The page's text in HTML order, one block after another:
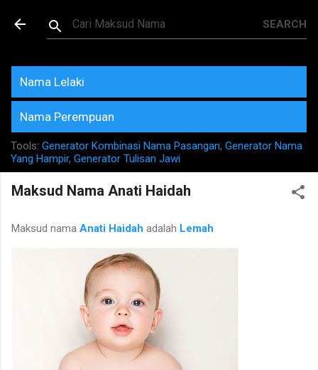
Skip to main content
Maksud dan Makna Nama
Rujukan Terkini
Nama Lelaki
Nama Perempuan
Tools: Generator Kombinasi Nama Pasangan, Generator Nama
Yang Hampir, Generator Tulisan Jawi
Maksud Nama Anati Haidah
Maksud nama Anati Haidah adalah Lemah